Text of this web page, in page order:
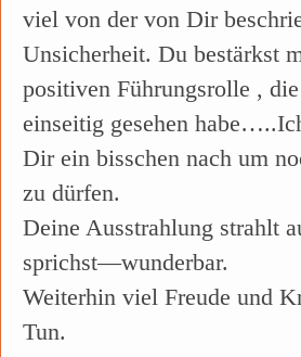
viel von der von Dir
Unsicherheit. Du bestärkst
positiven Führungsrolle ,
einseitig gesehen
Dir ein bisschen nach um
zu dürfen.
Deine Ausstrahlung strahlt
sprichst—wunderbar.
Weiterhin viel Freude und
Tun.